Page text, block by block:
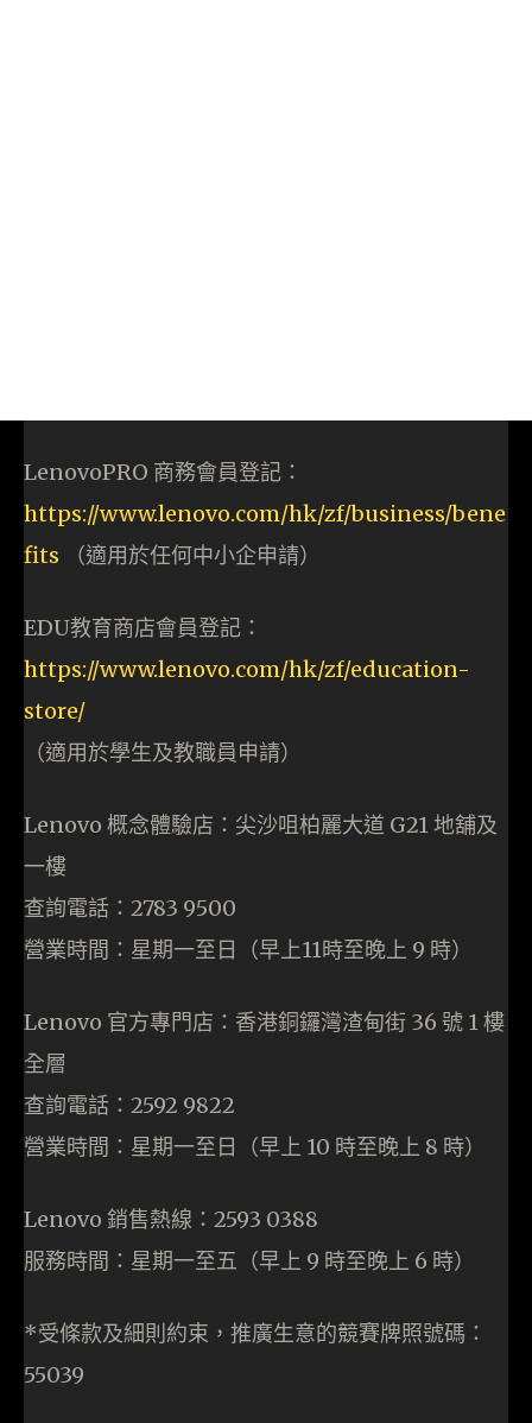
LenovoPRO 商務會員登記：
https://www.lenovo.com/hk/zf/business/bene
fits
（適用於任何中小企申請）
EDU教育商店會員登記：
https://www.lenovo.com/hk/zf/education-
store/
（適用於學生及教職員申請）
Lenovo 概念體驗店：尖沙咀柏麗大道 G21 地舖及
一樓
查詢電話：2783 9500
營業時間：星期一至日（早上11時至晚上 9 時）
Lenovo 官方專門店：香港銅鑼灣渣甸街 36 號 1 樓
全層
查詢電話：2592 9822
營業時間：星期一至日（早上 10 時至晚上 8 時）
Lenovo 銷售熱線：2593 0388
服務時間：星期一至五（早上 9 時至晚上 6 時）
*受條款及細則約束，推廣生意的競賽牌照號碼：
55039